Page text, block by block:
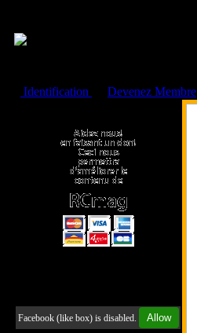
Identification
Devenez Membre
Facebook (like box) is disabled. Allow